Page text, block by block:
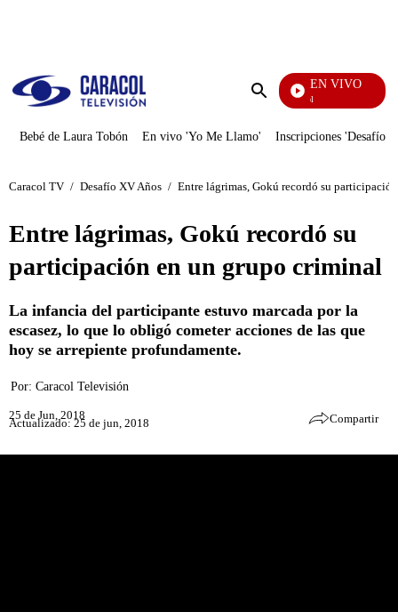
Enviar
EN VIVO
Noticias Caracol
Bebé de Laura Tobón En vivo 'Yo Me Llamo' Inscripciones 'Desafío'
Caracol TV / Desafío XV Años / Entre lágrimas, Gokú recordó su
Entre lágrimas, Gokú recordó su
participación en un grupo criminal
La infancia del participante estuvo marcada por la
escasez, lo que lo obligó cometer acciones de las que
hoy se arrepiente profundamente.
Por: Caracol Televisión
25 de Jun, 2018
Actualizado: 25 de jun, 2018 Compartir